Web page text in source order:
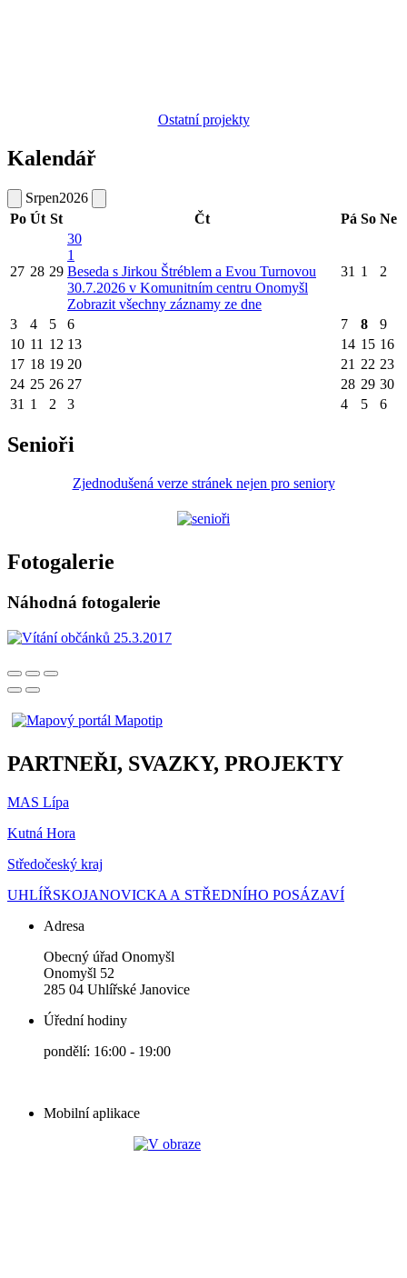
Ostatní projekty
Kalendář
Srpen2026
Po Út St Čt Pá So Ne
27 28 29
30
1
Beseda s Jirkou Štréblem a Evou Turnovou
30.7.2026 v Komunitním centru Onomyšl
Zobrazit všechny záznamy ze dne
31 1 2
3 4 5 6 7 8
9
10 11 12 13 14 15 16
17 18 19 20 21 22 23
24 25 26 27 28 29 30
31 1 2 3 4 5 6
Senioři
Zjednodušená verze stránek nejen pro seniory
Fotogalerie
Náhodná fotogalerie
PARTNEŘI, SVAZKY, PROJEKTY
MAS Lípa
Kutná Hora
Středočeský kraj
UHLÍŘSKOJANOVICKA A STŘEDNÍHO POSÁZAVÍ
Adresa
Obecný úřad Onomyšl
Onomyšl 52
285 04 Uhlířské Janovice
Úřední hodiny
pondělí: 16:00 - 19:00
Mobilní aplikace